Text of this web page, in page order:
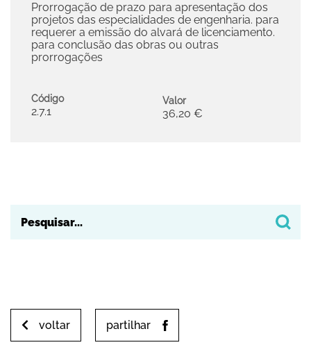
Código
2.7.1
Prorrogação de prazo para apresentação dos
projetos das especialidades de engenharia. para
requerer a emissão do alvará de licenciamento.
para conclusão das obras ou outras
prorrogações
Valor
36,20 €
voltar partilhar